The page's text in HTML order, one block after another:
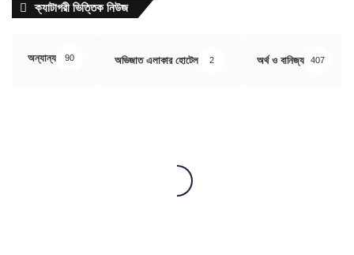
ক্যাটাগরী ভিত্তিক নিউজ
অন্যান্য 90 অভিজাত এলাকার হোটেল 2 অর্থ ও বানিজ্য 407